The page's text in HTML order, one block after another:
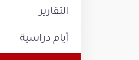
التقارير
أيام دراسية